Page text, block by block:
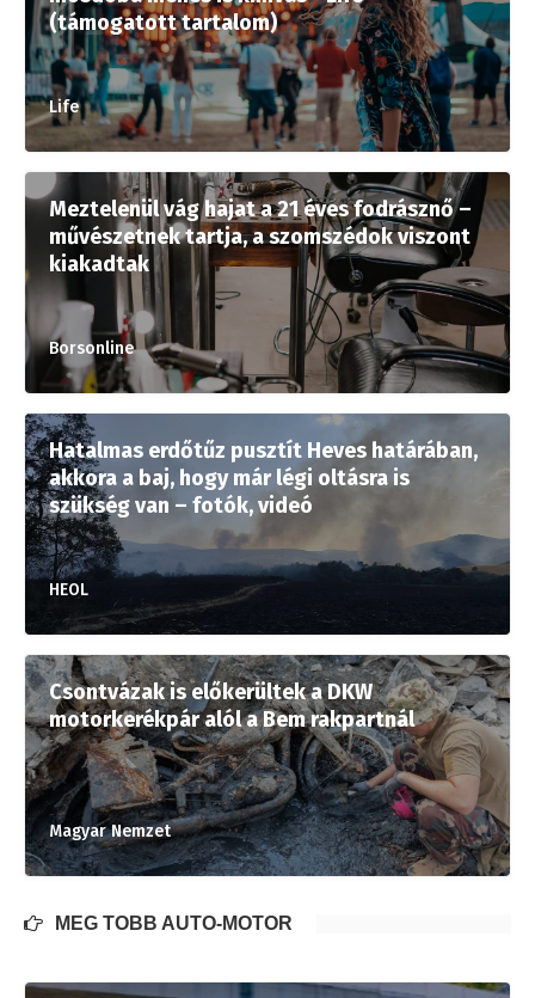
(támogatott tartalom)
Life
Meztelenül vág hajat a 21 éves fodrásznő –
művészetnek tartja, a szomszédok viszont
kiakadtak
Borsonline
Hatalmas erdőtűz pusztít Heves határában,
akkora a baj, hogy már légi oltásra is
szükség van – fotók, videó
HEOL
Csontvázak is előkerültek a DKW
motorkerékpár alól a Bem rakpartnál
Magyar Nemzet
MÉG TÖBB AUTÓ-MOTOR